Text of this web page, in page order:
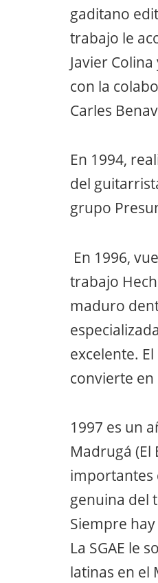
gaditano
trabajo le
Javier
con la
Carles
En 1994,
del
grupo
En 1996,
trabajo
maduro
excelente.
convierte en
1997 es un
Madrugá
importantes
genuina del
Siempre
La SGAE le
latinas en el